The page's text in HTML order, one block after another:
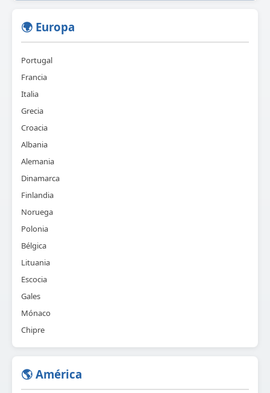
🌍 Europa
Portugal
Francia
Italia
Grecia
Croacia
Albania
Alemania
Dinamarca
Finlandia
Noruega
Polonia
Bélgica
Lituania
Escocia
Gales
Mónaco
Chipre
🌎 América